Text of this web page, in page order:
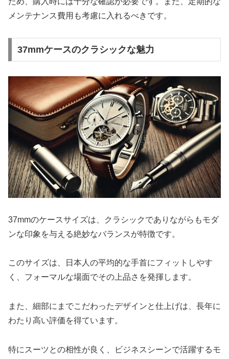
メンテナンス費用も考慮に入れるべきです。
37mmケースのクラシックな魅力
37mmのケースサイズは、クラシックでありながらもモダ
ンな印象を与える絶妙なバランスが特徴です。
このサイズは、日本人の平均的な手首にフィットしやす
く、フォーマルな場面でその上品さを発揮します。
また、細部にまでこだわったデザインと仕上げは、長年に
わたり高い評価を得ています。
特にスーツとの相性が良く、ビジネスシーンで活躍するモ